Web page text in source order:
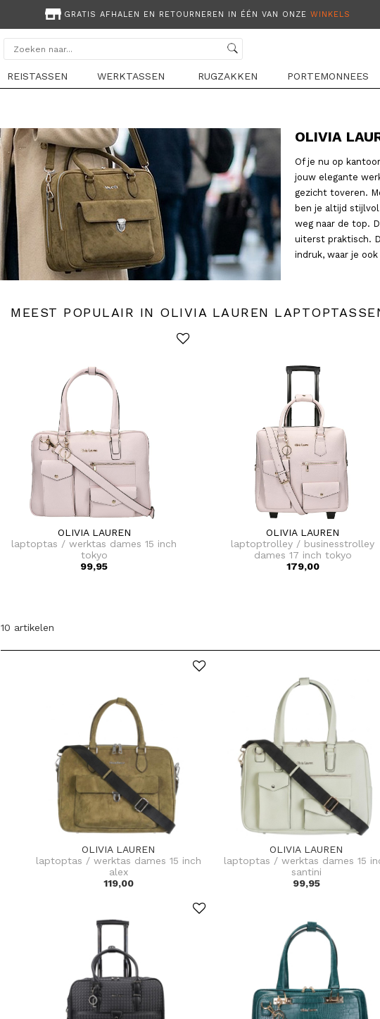
GRATIS AFHALEN EN RETOURNEREN IN ÉÉN VAN ONZE WINKELS
REISTASSEN WERKTASSEN RUGZAKKEN PORTEMONNEES
OLIVIA
Of je nu op
jouw elegante
gezicht toveren.
ben je altijd
weg naar de top.
uiterst praktisch.
indruk, waar je
MEEST POPULAIR IN OLIVIA LAUREN
OLIVIA LAUREN
laptoptas / werktas dames 15 inch
tokyo
99,95
OLIVIA LAUREN
laptoptrolley / businesstrolley
dames 17 inch tokyo
179,00
10 artikelen
OLIVIA LAUREN
laptoptas / werktas dames 15 inch
alex
119,00
OLIVIA LAUREN
laptoptas / werktas dames 15
santini
99,95